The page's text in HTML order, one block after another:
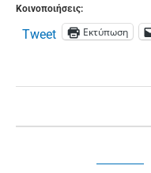
Κοινοποιήσεις:
Tweet Εκτύπωση